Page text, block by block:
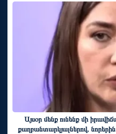
Այսօր մենք ունենք մի
քաղբանտարկյալներով,